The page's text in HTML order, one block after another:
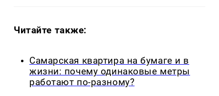
Читайте также:
Самарская квартира на бумаге и в
жизни: почему одинаковые метры
работают по-разному?